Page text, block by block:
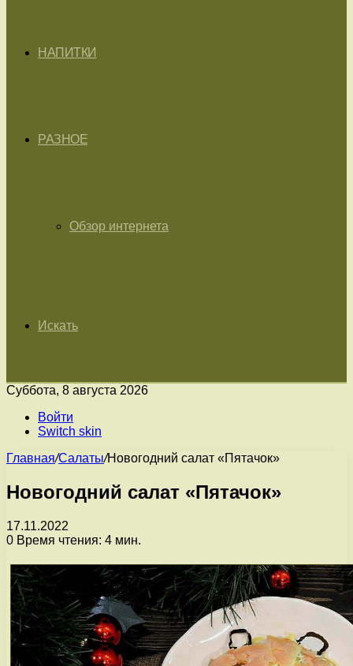
НАПИТКИ
РАЗНОЕ
Обзор интернета
Искать
Суббота, 8 августа 2026
Войти
Switch skin
Главная/Салаты/Новогодний салат «Пятачок»
Новогодний салат «Пятачок»
17.11.2022
0 Время чтения: 4 мин.